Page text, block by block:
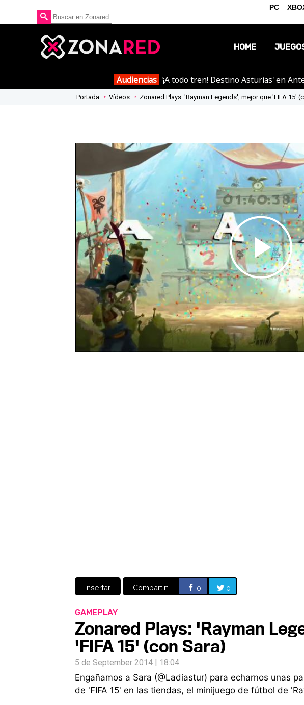
HOME
Audiencias '¡A todo tren! Destino Asturias' en
Portada Vídeos Zonared Plays: 'Rayman Legends', mejor que 'FIFA 15'
Insertar Compartir: 0 0
GAMEPLAY
Zonared Plays: 'Rayman
'FIFA 15' (con Sara)
5 de September 2014 | 18:04
Engañamos a Sara (@Ladiastur) para echarnos unas
de 'FIFA 15' en las tiendas, el minijuego de fútbol de
PC